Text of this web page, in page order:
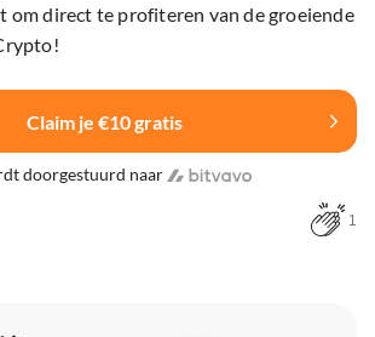
om direct te profiteren van de groeiende
Claim je €10 gratis
doorgestuurd naar
1